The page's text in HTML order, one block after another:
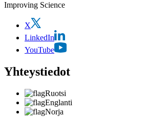
Improving Science
X
LinkedIn
YouTube
Yhteystiedot
Ruotsi
Englanti
Norja